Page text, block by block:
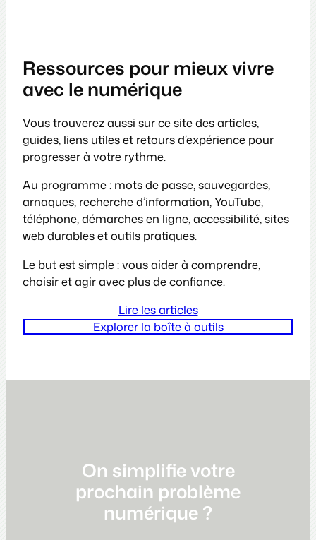
Ressources pour mieux vivre
avec le numérique
Vous trouverez aussi sur ce site des articles,
guides, liens utiles et retours d’expérience pour
progresser à votre rythme.
Au programme : mots de passe, sauvegardes,
arnaques, recherche d’information, YouTube,
téléphone, démarches en ligne, accessibilité, sites
web durables et outils pratiques.
Le but est simple : vous aider à comprendre,
choisir et agir avec plus de confiance.
Lire les articles
Explorer la boîte à outils
On simplifie votre
prochain problème
numérique ?